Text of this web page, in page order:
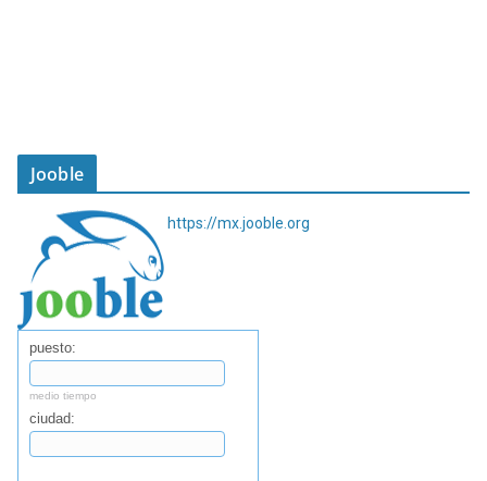
Jooble
https://mx.jooble.org
puesto:
medio tiempo
ciudad: